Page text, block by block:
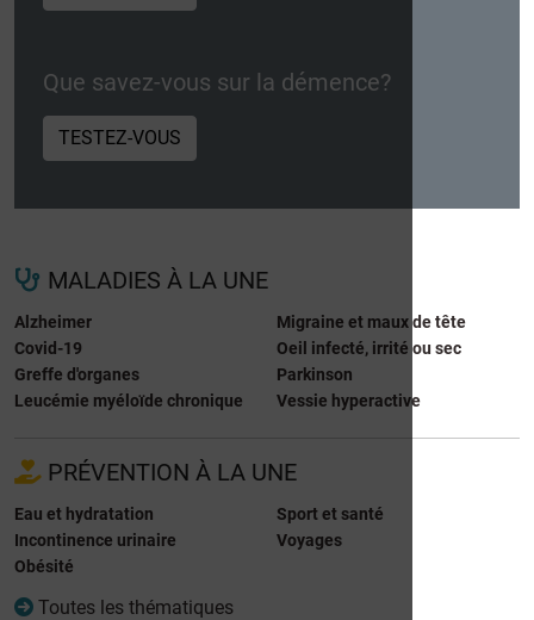
Que savez-vous sur la démence?
TESTEZ-VOUS
MALADIES À LA UNE
Alzheimer
Covid-19
Greffe d'organes
Leucémie myéloïde chronique
Migraine et maux de tête
Oeil infecté, irrité ou sec
Parkinson
Vessie hyperactive
PRÉVENTION À LA UNE
Eau et hydratation
Incontinence urinaire
Obésité
Sport et santé
Voyages
Toutes les thématiques